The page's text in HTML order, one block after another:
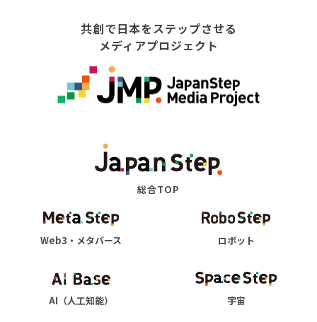
共創で日本をステップさせる
メディアプロジェクト
総合TOP
Web3・メタバース ロボット
AI（人工知能） 宇宙